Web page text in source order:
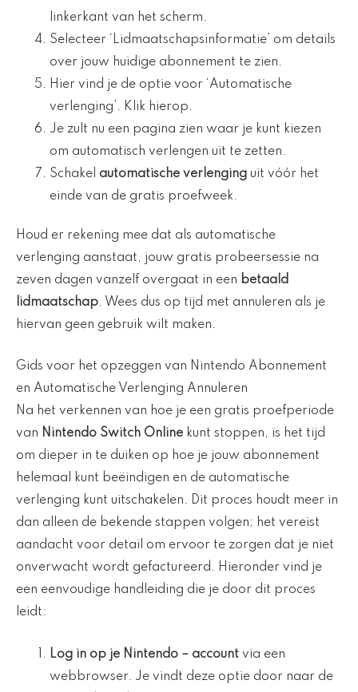
linkerkant van het scherm.
Selecteer ‘Lidmaatschapsinformatie’ om details
over jouw huidige abonnement te zien.
Hier vind je de optie voor ‘Automatische
verlenging’. Klik hierop.
Je zult nu een pagina zien waar je kunt kiezen
om automatisch verlengen uit te zetten.
Schakel automatische verlenging uit vóór het
einde van de gratis proefweek.
Houd er rekening mee dat als automatische
verlenging aanstaat, jouw gratis probeersessie na
zeven dagen vanzelf overgaat in een betaald
lidmaatschap. Wees dus op tijd met annuleren als je
hiervan geen gebruik wilt maken.
Gids voor het opzeggen van Nintendo Abonnement
en Automatische Verlenging Annuleren
Na het verkennen van hoe je een gratis proefperiode
van Nintendo Switch Online kunt stoppen, is het tijd
om dieper in te duiken op hoe je jouw abonnement
helemaal kunt beëindigen en de automatische
verlenging kunt uitschakelen. Dit proces houdt meer in
dan alleen de bekende stappen volgen; het vereist
aandacht voor detail om ervoor te zorgen dat je niet
onverwacht wordt gefactureerd. Hieronder vind je
een eenvoudige handleiding die je door dit proces
leidt:
Log in op je Nintendo – account via een
webbrowser. Je vindt deze optie door naar de